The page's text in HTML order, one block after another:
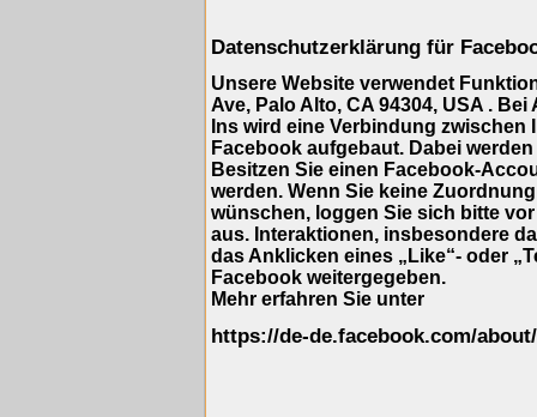
Datenschutzerklärung für
Unsere Website verwendet
Ave, Palo Alto, CA 94304, USA .
Ins wird eine Verbindung
Facebook aufgebaut. Dabei
Besitzen Sie einen Facebook-
werden. Wenn Sie keine
wünschen, loggen Sie sich bitte
aus. Interaktionen, insbesondere
das Anklicken eines „Like“- oder
Facebook weitergegeben.
Mehr erfahren Sie unter
https://de-de.facebook.com/